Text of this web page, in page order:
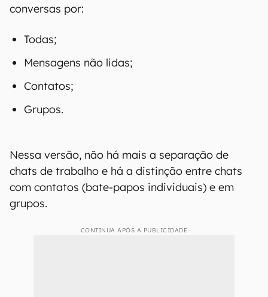
conversas por:
Todas;
Mensagens não lidas;
Contatos;
Grupos.
Nessa versão, não há mais a separação de
chats de trabalho e há a distinção entre chats
com contatos (bate-papos individuais) e em
grupos.
CONTINUA APÓS A PUBLICIDADE